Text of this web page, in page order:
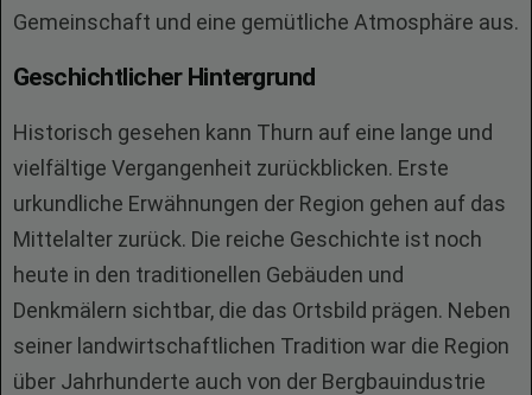
Gemeinschaft und eine gemütliche Atmosphäre aus.
Geschichtlicher Hintergrund
Historisch gesehen kann Thurn auf eine lange und
vielfältige Vergangenheit zurückblicken. Erste
urkundliche Erwähnungen der Region gehen auf das
Mittelalter zurück. Die reiche Geschichte ist noch
heute in den traditionellen Gebäuden und
Denkmälern sichtbar, die das Ortsbild prägen. Neben
seiner landwirtschaftlichen Tradition war die Region
über Jahrhunderte auch von der Bergbauindustrie